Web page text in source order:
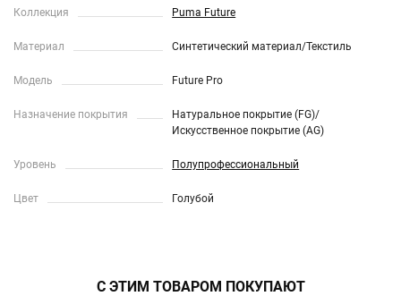
Коллекция Puma Future
Материал Синтетический материал/Текстиль
Модель Future Pro
Назначение покрытия
Натуральное покрытие (FG)/
Искусственное покрытие (AG)
Уровень Полупрофессиональный
Цвет Голубой
С ЭТИМ ТОВАРОМ ПОКУПАЮТ